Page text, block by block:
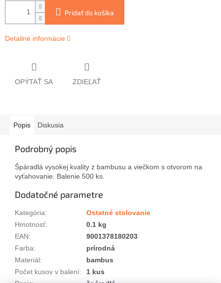
Pridať do košíka
Detailné informácie
OPÝTAŤ SA ZDIEĽAŤ
Popis Diskusia
Podrobný popis
Špáradlá vysokej kvality z bambusu a viečkom s otvorom na
vyťahovanie. Balenie 500 ks.
Dodatočné parametre
Kategória:
Ostatné stolovanie
Hmotnosť:
0.1 kg
EAN:
9001378180203
Farba:
prírodná
Materiál:
bambus
Počet kusov v balení:
1 kus